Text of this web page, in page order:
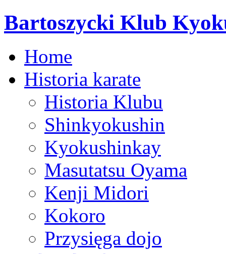
Bartoszycki Klub
Home
Historia karate
Historia Klubu
Shinkyokushin
Kyokushinkay
Masutatsu Oyama
Kenji Midori
Kokoro
Przysięga dojo